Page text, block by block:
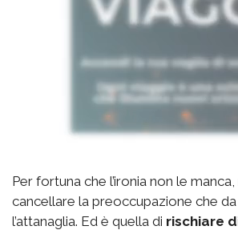
Per fortuna che l’ironia non le
cancellare la preoccupazione che
l’attanaglia. Ed è quella di rischiare